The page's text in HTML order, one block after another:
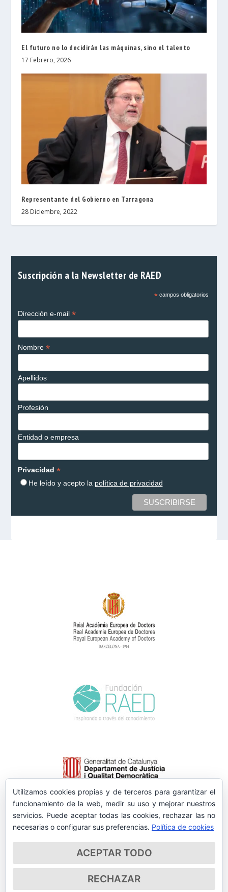
El futuro no lo decidirán las máquinas, sino el talento
17 Febrero, 2026
Representante del Gobierno en Tarragona
28 Diciembre, 2022
Suscripción a la Newsletter de RAED
*campos obligatorios
Dirección e-mail *
Nombre *
Apellidos
Profesión
Entidad o empresa
Privacidad *
He leído y acepto la política de privacidad
Utilizamos cookies propias y de terceros para garantizar el
funcionamiento de la web, medir su uso y mejorar nuestros
servicios. Puede aceptar todas las cookies, rechazar las no
necesarias o configurar sus preferencias. Política de cookies
ACEPTAR TODO
RECHAZAR